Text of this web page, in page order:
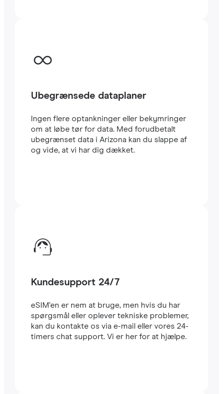
med din mobil, og i løbet af få minutter har
Ubegrænsede dataplaner
Ingen flere optankninger eller bekymringer
om at løbe tør for data. Med forudbetalt
ubegrænset data i Arizona kan du slappe af
og vide, at vi har dig dækket.
Kundesupport 24/7
eSIM'en er nem at bruge, men hvis du har
spørgsmål eller oplever tekniske problemer,
kan du kontakte os via e-mail eller vores 24-
timers chat support. Vi er her for at hjælpe.